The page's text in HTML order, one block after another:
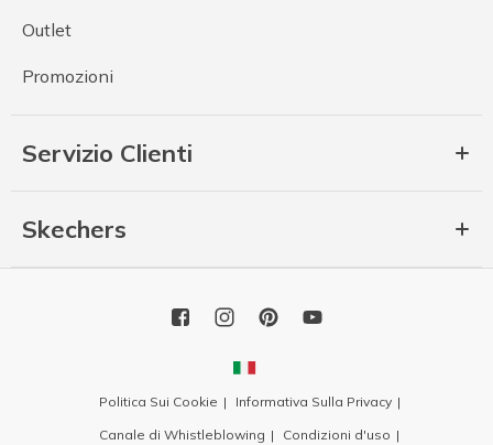
Outlet
Promozioni
Servizio Clienti
Skechers
Politica Sui Cookie
Informativa Sulla Privacy
Canale di Whistleblowing
Condizioni d'uso